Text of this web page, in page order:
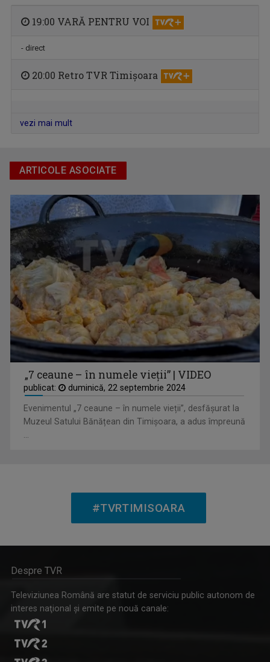
Prezintă "Sarea în bucate"
NICOLETA CIOCANI
Născută și crescută la Dudeștii Vechi, ...
CLAUDIU ARIEȘAN
FLORIN MIHOC
Florin Mihoc este una dintre cele mai ...
19:00 VARĂ PENTRU VOI
- direct
20:00 Retro TVR Timișoara
vezi mai mult
ARTICOLE ASOCIATE
„7 ceaune – în numele vieții” | VIDEO
publicat: duminică, 22 septembrie 2024
Evenimentul „7 ceaune – în numele vieții”, desfășurat la
Muzeul Satului Bănățean din Timișoara, a adus împreună
#TVRTIMISOARA
Despre TVR
Televiziunea Română are statut de serviciu public autonom de
interes naţional şi emite pe nouă canale: